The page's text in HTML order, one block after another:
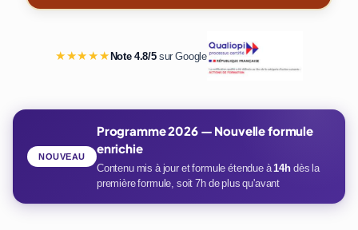
★★★★★Note 4.8/5sur Google
Programme 2026 — Nouvelle formule
enrichie
Contenu mis à jour et formule étendue à14hdès la
première formule, soit 7h de plus qu'avant
NOUVEAU